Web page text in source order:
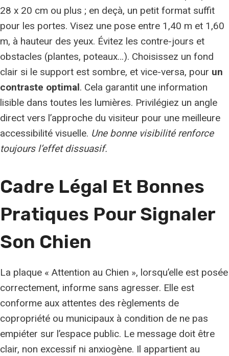
28 x 20 cm ou plus ; en deçà, un petit format suffit
pour les portes. Visez une pose entre 1,40 m et 1,60
m, à hauteur des yeux. Évitez les contre-jours et
obstacles (plantes, poteaux…). Choisissez un fond
clair si le support est sombre, et vice-versa, pour un
contraste optimal. Cela garantit une information
lisible dans toutes les lumières. Privilégiez un angle
direct vers l’approche du visiteur pour une meilleure
accessibilité visuelle. Une bonne visibilité renforce
toujours l’effet dissuasif.
Cadre Légal Et Bonnes
Pratiques Pour Signaler
Son Chien
La plaque « Attention au Chien », lorsqu’elle est posée
correctement, informe sans agresser. Elle est
conforme aux attentes des règlements de
copropriété ou municipaux à condition de ne pas
empiéter sur l’espace public. Le message doit être
clair, non excessif ni anxiogène. Il appartient au